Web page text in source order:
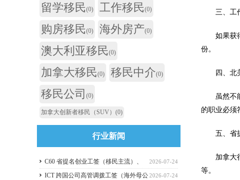
三、工
如果获得
份。
四、北美
虽然不能
的职业必须
五、省提
加拿大很
等。
留学移民(0) 工作移民(0)
购房移民(0) 海外房产(0)
澳大利亚移民(0)
加拿大移民(0) 移民中介(0)
移民公司 (0)
加拿大创新者移民（SUV） (0)
行业新闻
2026-07-24
C60 省提名创业工签（移民主流）、
C11 自雇工签、SUV 科创工签、ICT 跨国高管工
2026-07-24
ICT 跨国公司高管调拨工签（海外母公